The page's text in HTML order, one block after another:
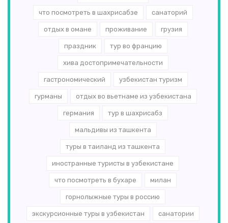
что посмотреть в шахрисабзе санаторий
отдых в омане проживание грузия
праздник тур во францию
хива достопримечательности
гастрономический узбекистан туризм
гурманы отдых во вьетнаме из узбекистана
германия тур в шахрисабз
мальдивы из ташкента
туры в таиланд из ташкента
иностранные туристы в узбекистане
что посмотреть в бухаре милан
горнолыжные туры в россию
экскурсионные туры в узбекистан санатории